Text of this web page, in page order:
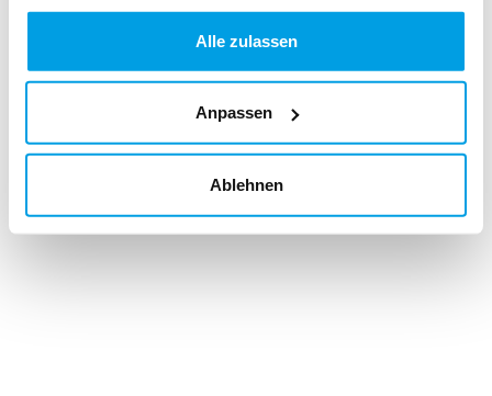
Alle zulassen
Anpassen
Ablehnen